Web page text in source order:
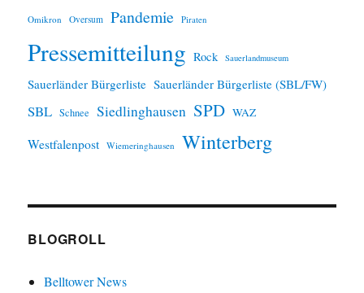
Omikron Oversum Pandemie Piraten
Pressemitteilung Rock Sauerlandmuseum
Sauerländer Bürgerliste Sauerländer Bürgerliste (SBL/FW)
SBL Schnee Siedlinghausen SPD WAZ
Westfalenpost Wiemeringhausen Winterberg
BLOGROLL
Belltower News